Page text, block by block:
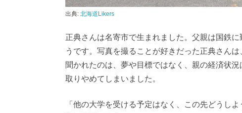
出典: 北海道Likers
正典さんは名寄市で生まれました。父親は国鉄
うです。写真を撮ることが好きだった正典さん
聞かれたのは、夢や目標ではなく、親の経済状
取りやめてしまいました。
「他の大学を受ける予定はなく、この先どうし